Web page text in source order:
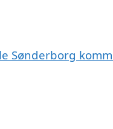
Sønderborg